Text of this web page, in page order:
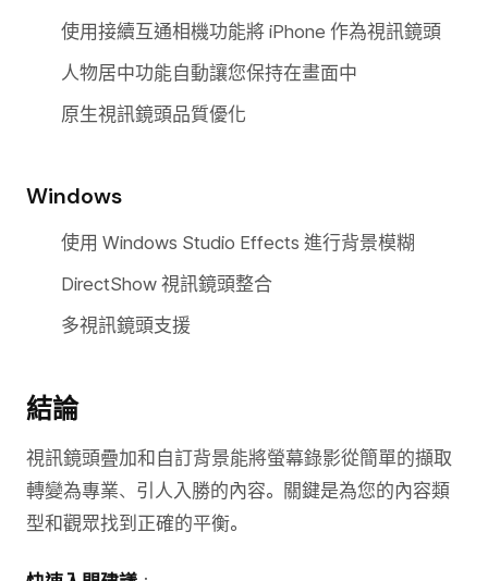
使用接續互通相機功能將 iPhone 作為視訊鏡頭
人物居中功能自動讓您保持在畫面中
原生視訊鏡頭品質優化
Windows
使用 Windows Studio Effects 進行背景模糊
DirectShow 視訊鏡頭整合
多視訊鏡頭支援
結論
視訊鏡頭疊加和自訂背景能將螢幕錄影從簡單的擷取
轉變為專業、引人入勝的內容。關鍵是為您的內容類
型和觀眾找到正確的平衡。